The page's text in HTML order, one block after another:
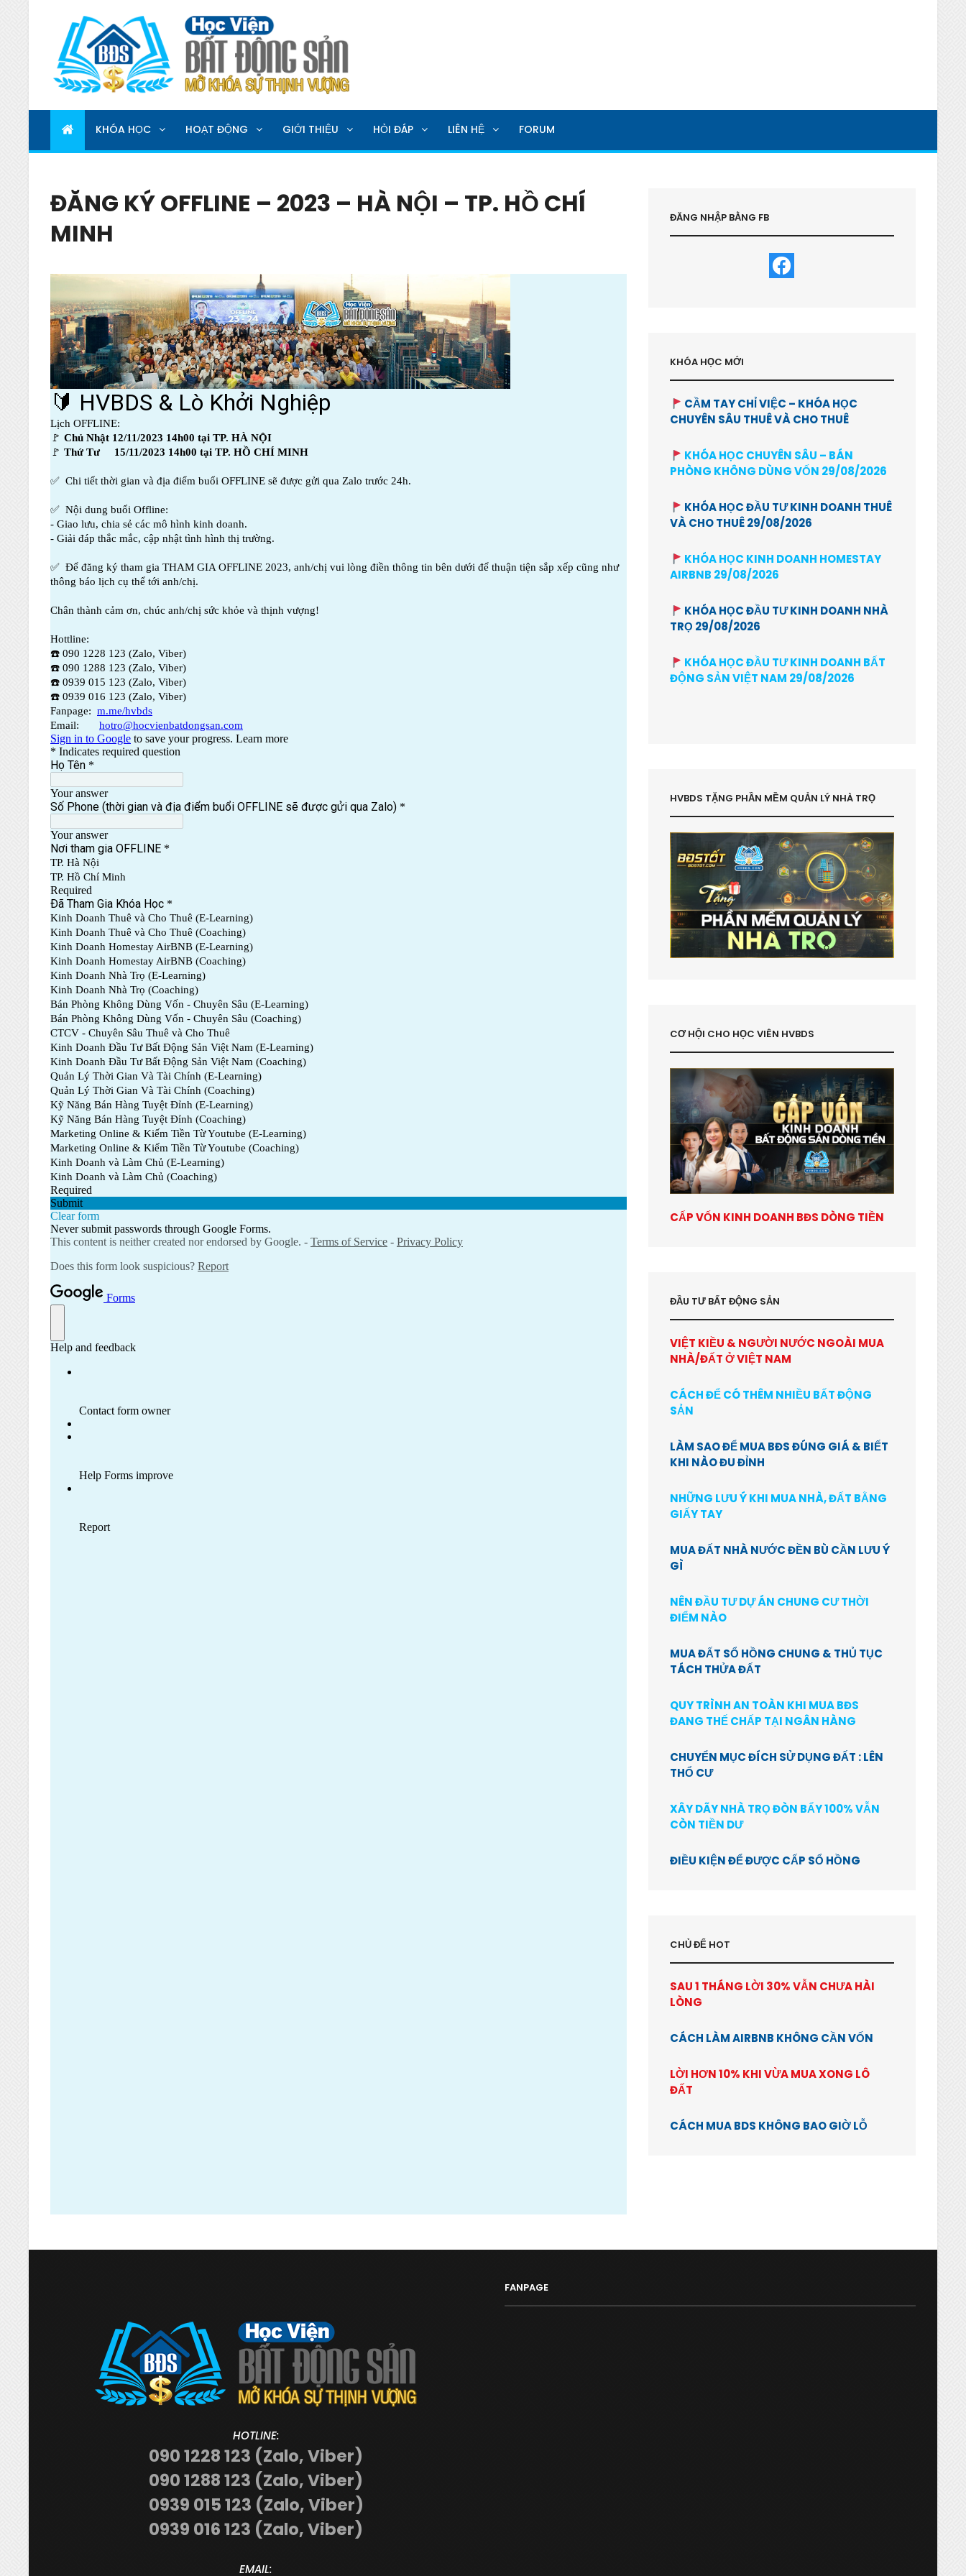
HỌC VIỆN BẤT ĐỘNG SẢN
MỞ KHOÁ SỰ THỊNH VƯỢNG
KHÓA HỌC HOẠT ĐỘNG GIỚI THIỆU HỎI ĐÁP LIÊN HỆ FORUM
ĐĂNG KÝ OFFLINE – 2023 – HÀ NỘI – TP. HỒ CHÍ
MINH
ĐĂNG NHẬP BẰNG FB
KHÓA HỌC MỚI
CẦM TAY CHỈ VIỆC – KHÓA HỌC
CHUYÊN SÂU THUÊ VÀ CHO THUÊ
KHÓA HỌC CHUYÊN SÂU – BÁN
PHÒNG KHÔNG DÙNG VỐN 29/08/2026
KHÓA HỌC ĐẦU TƯ KINH DOANH THUÊ
VÀ CHO THUÊ 29/08/2026
KHÓA HỌC KINH DOANH HOMESTAY
AIRBNB 29/08/2026
KHÓA HỌC ĐẦU TƯ KINH DOANH NHÀ
TRỌ 29/08/2026
KHÓA HỌC ĐẦU TƯ KINH DOANH BẤT
ĐỘNG SẢN VIỆT NAM 29/08/2026
HVBDS TẶNG PHẦN MỀM QUẢN LÝ NHÀ TRỌ
CƠ HỘI CHO HỌC VIÊN HVBDS
CẤP VỐN KINH DOANH BĐS DÒNG TIỀN
ĐẦU TƯ BẤT ĐỘNG SẢN
VIỆT KIỀU & NGƯỜI NƯỚC NGOÀI MUA
NHÀ/ĐẤT Ở VIỆT NAM
CÁCH ĐỂ CÓ THÊM NHIỀU BẤT ĐỘNG
SẢN
LÀM SAO ĐỂ MUA BĐS ĐÚNG GIÁ & BIẾT
KHI NÀO ĐU ĐỈNH
NHỮNG LƯU Ý KHI MUA NHÀ, ĐẤT BẰNG
GIẤY TAY
MUA ĐẤT NHÀ NƯỚC ĐỀN BÙ CẦN LƯU Ý
GÌ
NÊN ĐẦU TƯ DỰ ÁN CHUNG CƯ THỜI
ĐIỂM NÀO
MUA ĐẤT SỔ HỒNG CHUNG & THỦ TỤC
TÁCH THỬA ĐẤT
QUY TRÌNH AN TOÀN KHI MUA BĐS
ĐANG THẾ CHẤP TẠI NGÂN HÀNG
CHUYỂN MỤC ĐÍCH SỬ DỤNG ĐẤT : LÊN
THỔ CƯ
XÂY DÃY NHÀ TRỌ ĐÒN BẨY 100% VẪN
CÒN TIỀN DƯ
ĐIỀU KIỆN ĐỂ ĐƯỢC CẤP SỔ HỒNG
CHỦ ĐỂ HOT
SAU 1 THÁNG LỜI 30% VẪN CHƯA HÀI
LÒNG
CÁCH LÀM AIRBNB KHÔNG CẦN VỐN
LỜI HƠN 10% KHI VỪA MUA XONG LÔ
ĐẤT
CÁCH MUA BDS KHÔNG BAO GIỜ LỖ
HOTLINE:
090 1228 123 (Zalo, Viber)
090 1288 123 (Zalo, Viber)
0939 015 123 (Zalo, Viber)
0939 016 123 (Zalo, Viber)
EMAIL:
FANPAGE